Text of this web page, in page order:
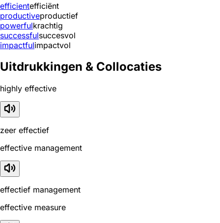
efficientefficiënt
productiveproductief
powerfulkrachtig
successfulsuccesvol
impactfulimpactvol
Uitdrukkingen & Collocaties
highly effective
zeer effectief
effective management
effectief management
effective measure